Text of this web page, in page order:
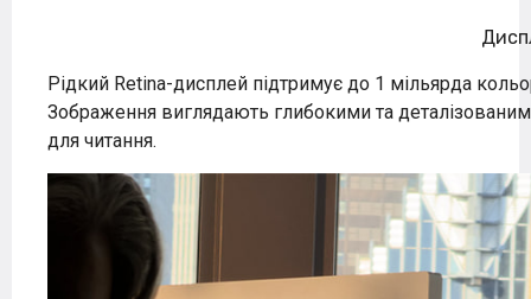
Рідкий Retina-дисплей підтримує до 1 мільярда
Зображення виглядають глибокими та
для читання.